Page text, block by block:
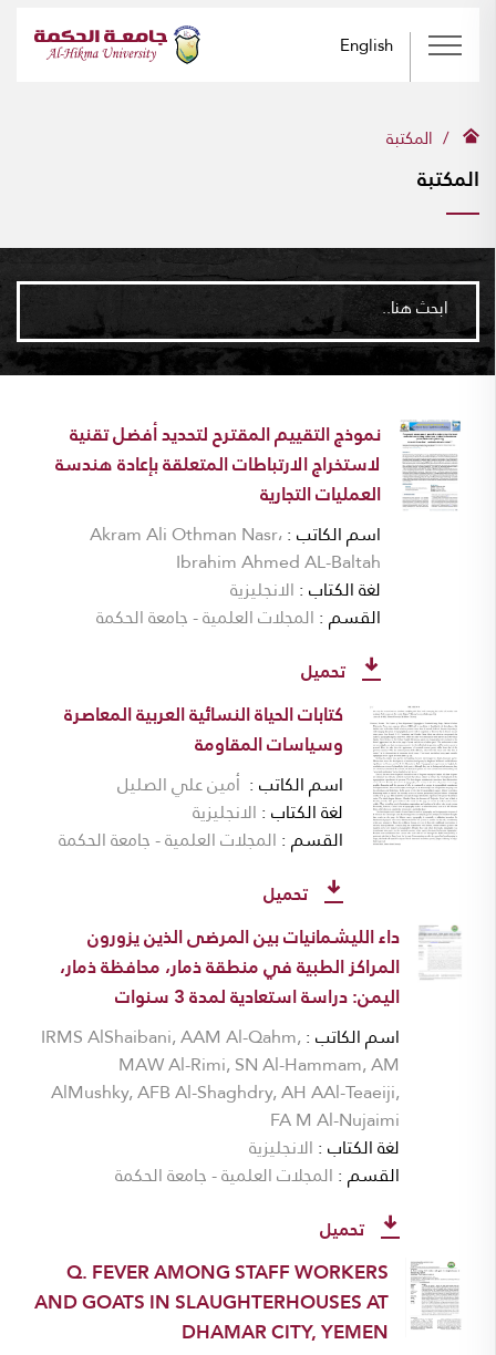
English
المكتبة
المكتبة
ابحث هنا..
نموذج التقييم المقترح لتحديد أفضل تقنية
لاستخراج الارتباطات المتعلقة بإعادة هندسة
العمليات التجارية
اسم الكاتب Akram Ali Othman Nasr،
Ibrahim Ahmed AL-Baltah
لغة الكتاب الانجليزية
القسم المجلات العلمية - جامعة الحكمة
تحميل
كتابات الحياة النسائية العربية المعاصرة
وسياسات المقاومة
اسم الكاتب
أمين علي الصليل
لغة الكتاب الانجليزية
القسم المجلات العلمية - جامعة الحكمة
تحميل
داء الليشمانيات بين المرضى الذين يزورون
المراكز الطبية في منطقة ذمار، محافظة ذمار،
اليمن: دراسة استعادية لمدة 3 سنوات
اسم الكاتب IRMS AlShaibani, AAM Al-Qahm,
MAW Al-Rimi, SN Al-Hammam, AM
AlMushky, AFB Al-Shaghdry, AH AAl-Teaeiji,
FA M Al-Nujaimi
لغة الكتاب الانجليزية
القسم المجلات العلمية - جامعة الحكمة
تحميل
Q. FEVER AMONG STAFF WORKERS
AND GOATS IN SLAUGHTERHOUSES AT
DHAMAR CITY, YEMEN